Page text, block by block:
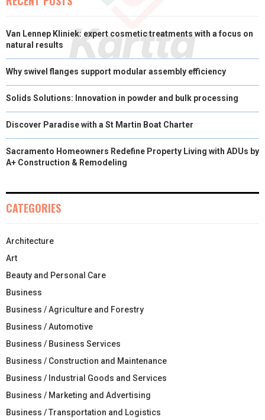
Van Lennep Kliniek: expert cosmetic treatments with a focus on
natural results
Why swivel flanges support modular assembly efficiency
Solids Solutions: Innovation in powder and bulk processing
Discover Paradise with a St Martin Boat Charter
Sacramento Homeowners Redefine Property Living with ADUs by
A+ Construction & Remodeling
CATEGORIES
Architecture
Art
Beauty and Personal Care
Business
Business / Agriculture and Forestry
Business / Automotive
Business / Business Services
Business / Construction and Maintenance
Business / Industrial Goods and Services
Business / Marketing and Advertising
Business / Transportation and Logistics